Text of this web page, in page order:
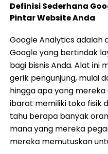
Definisi Sederhana
Pintar Website Anda
Google Analytics adalah
Google yang bertindak
bagi bisnis Anda. Alat
gerik pengunjung, mulai
hingga apa yang
ibarat memiliki toko fisik
tahu berapa banyak
mana yang mereka
mereka memutuskan